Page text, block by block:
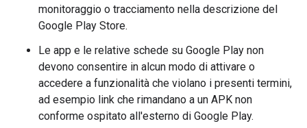
monitoraggio o tracciamento nella descrizione del
Google Play Store.
Le app e le relative schede su Google Play non
devono consentire in alcun modo di attivare o
accedere a funzionalità che violano i presenti termini,
ad esempio link che rimandano a un APK non
conforme ospitato all'esterno di Google Play.